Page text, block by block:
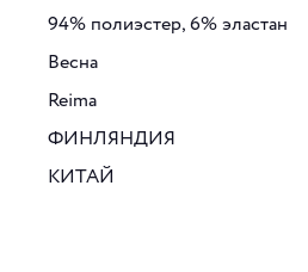
94% полиэстер, 6% эластан
Весна
Reima
ФИНЛЯНДИЯ
КИТАЙ